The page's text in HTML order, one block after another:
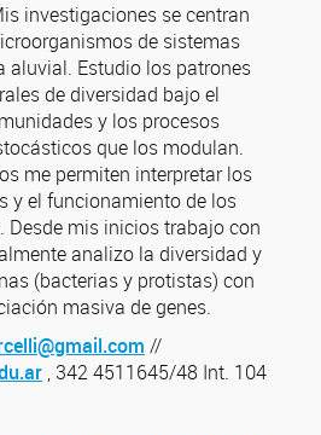
investigaciones se centran
de sistemas
aluvial. Estudio los patrones
de diversidad bajo el
y los procesos
que los modulan.
me permiten interpretar los
y el funcionamiento de los
Desde mis inicios trabajo con
analizo la diversidad y
(bacterias y protistas) con
masiva de genes.
//
, 342 4511645/48 Int. 104